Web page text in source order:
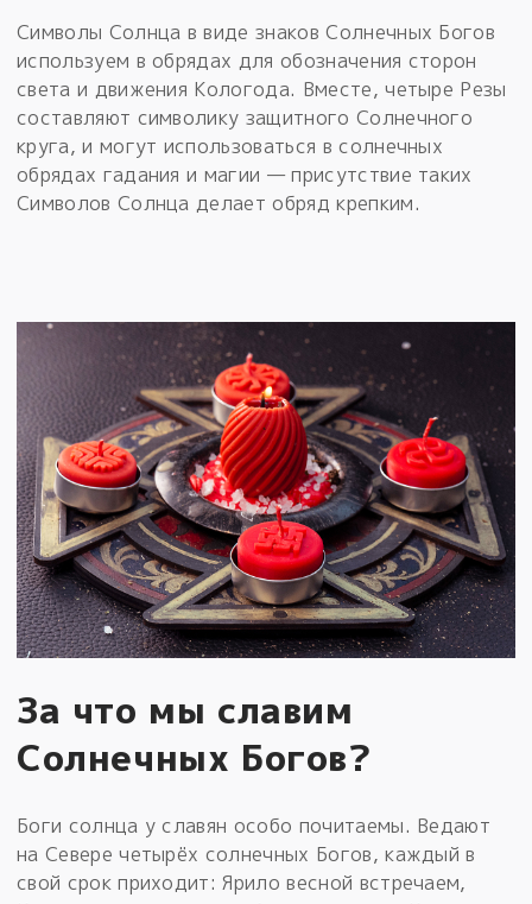
Символы Солнца в виде знаков Солнечных Богов
используем в обрядах для обозначения сторон
света и движения Кологода. Вместе, четыре Резы
составляют символику защитного Солнечного
круга, и могут использоваться в солнечных
обрядах гадания и магии — присутствие таких
Символов Солнца делает обряд крепким.
За что мы славим
Солнечных Богов?
Боги солнца у славян особо почитаемы. Ведают
на Севере четырёх солнечных Богов, каждый в
свой срок приходит: Ярило весной встречаем,